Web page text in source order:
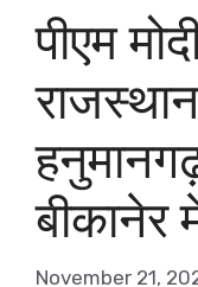
पीएम
बीकानेर
November 21,